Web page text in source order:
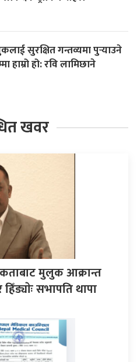
सुरक्षित गन्तव्यमा पुर्‍याउने
हाम्रो हो: रवि लामिछाने
खवर
मुलुक आक्रान्त
सभापति थापा